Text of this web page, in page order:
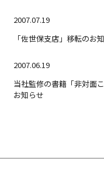
2007.07.19
「佐世保支店」移転のお
2007.06.19
当社監修の書籍「非対面
お知らせ